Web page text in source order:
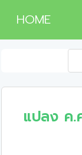
HOME
แปลง ค.